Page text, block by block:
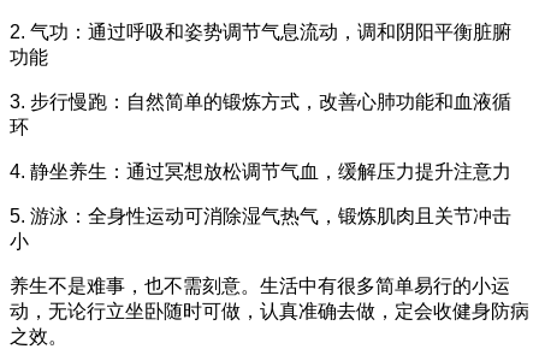
2. 气功：通过呼吸和姿势调节气息流动，调和阴阳平衡脏腑
功能
3. 步行慢跑：自然简单的锻炼方式，改善心肺功能和血液循
环
4. 静坐养生：通过冥想放松调节气血，缓解压力提升注意力
5. 游泳：全身性运动可消除湿气热气，锻炼肌肉且关节冲击
小
养生不是难事，也不需刻意。生活中有很多简单易行的小运
动，无论行立坐卧随时可做，认真准确去做，定会收健身防病
之效。